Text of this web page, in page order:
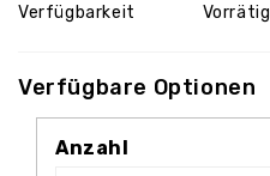
Verfügbarkeit Vorrätig
Verfügbare Optionen
Anzahl